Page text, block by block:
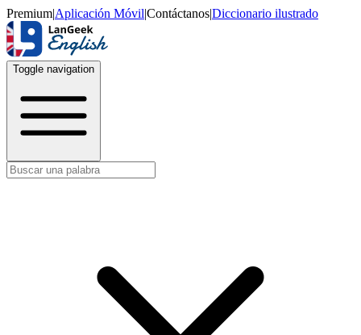
Premium|Aplicación Móvil|Contáctanos|Diccionario ilustrado
Toggle navigation